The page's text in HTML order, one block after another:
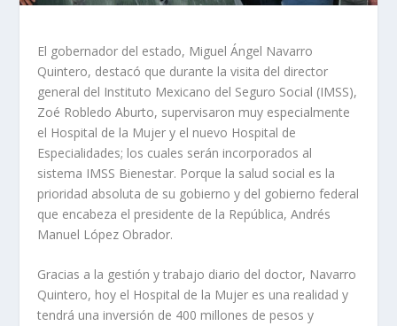
El gobernador del estado, Miguel Ángel Navarro
Quintero, destacó que durante la visita del director
general del Instituto Mexicano del Seguro Social (IMSS),
Zoé Robledo Aburto, supervisaron muy especialmente
el Hospital de la Mujer y el nuevo Hospital de
Especialidades; los cuales serán incorporados al
sistema IMSS Bienestar. Porque la salud social es la
prioridad absoluta de su gobierno y del gobierno federal
que encabeza el presidente de la República, Andrés
Manuel López Obrador.
Gracias a la gestión y trabajo diario del doctor, Navarro
Quintero, hoy el Hospital de la Mujer es una realidad y
tendrá una inversión de 400 millones de pesos y